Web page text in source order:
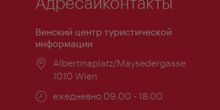
Венский центр туристической
информации
Расположение:
Albertinaplatz/Maysedergasse
1010 Wien
Часы
ежедневно 09:00 - 18:00